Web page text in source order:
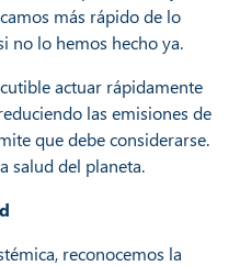
más rápido de lo
lo hemos hecho ya.
actuar rápidamente
las emisiones de
que debe considerarse.
salud del planeta.
reconocemos la